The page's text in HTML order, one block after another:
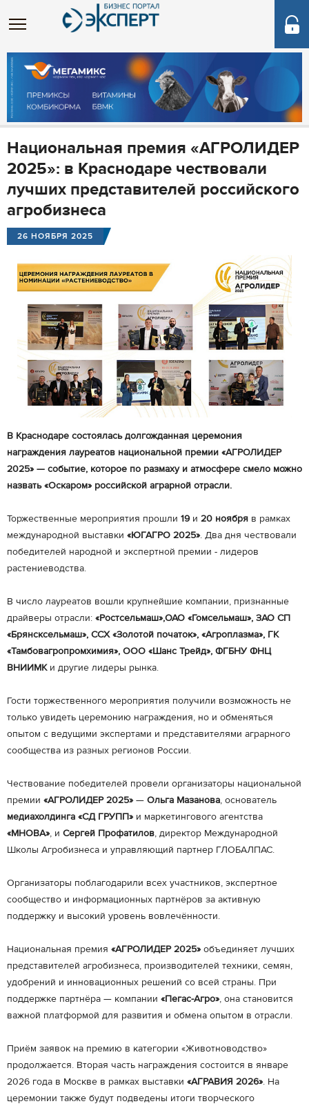
Национальная премия «АГРОЛИДЕР
2025»: в Краснодаре чествовали
лучших представителей российского
агробизнеса
26 НОЯБРЯ 2025
В Краснодаре состоялась долгожданная церемония
награждения лауреатов национальной премии «АГРОЛИДЕР
2025» — событие, которое по размаху и атмосфере смело можно
назвать «Оскаром» российской аграрной отрасли.
Торжественные мероприятия прошли 19 и 20 ноября в рамках
международной выставки «ЮГАГРО 2025». Два дня чествовали
победителей народной и экспертной премии - лидеров
растениеводства.
В число лауреатов вошли крупнейшие компании, признанные
драйверы отрасли: «Ростсельмаш»,ОАО «Гомсельмаш», ЗАО СП
«Брянсксельмаш», ССХ «Золотой початок», «Агроплазма», ГК
«Тамбовагропромхимия», ООО «Шанс Трейд», ФГБНУ ФНЦ
ВНИИМКи другие лидеры рынка.
Гости торжественного мероприятия получили возможность не
только увидеть церемонию награждения, но и обменяться
опытом с ведущими экспертами и представителями аграрного
сообщества из разных регионов России.
Чествование победителей провели организаторы национальной
премии «АГРОЛИДЕР 2025»— Ольга Мазанова, основатель
медиахолдинга «СД ГРУПП»и маркетингового агентства
«МНОВА», и Сергей Профатилов, директор Международной
Школы Агробизнеса и управляющий партнер ГЛОБАЛПАС.
Организаторы поблагодарили всех участников, экспертное
сообщество и информационных партнёров за активную
поддержку и высокий уровень вовлечённости.
Национальная премия «АГРОЛИДЕР 2025»объединяет лучших
представителей агробизнеса, производителей техники, семян,
удобрений и инновационных решений со всей страны. При
поддержке партнёра — компании «Пегас-Агро», она становится
важной платформой для развития и обмена опытом в отрасли.
Приём заявок на премию в категории «Животноводство»
продолжается. Вторая часть награждения состоится в январе
2026 года в Москве в рамках выставки «АГРАВИЯ 2026». На
церемонии также будут подведены итоги творческого